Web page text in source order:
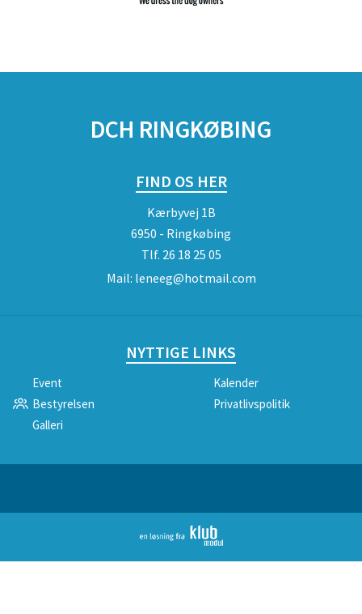
DCH RINGKØBING
FIND OS HER
Kærbyvej 1B
6950 - Ringkøbing
Tlf. 26 18 25 05
Mail: leneeg@hotmail.com
NYTTIGE LINKS
Event
Kalender
Bestyrelsen
Privatlivspolitik
Galleri